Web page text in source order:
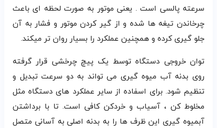
سرعته پالسی است . یعنی موتور به صورت لحظه ای باعث
چرخاندن تیغه ها شده و از گیر کردن موتور و فشار به آن
جلو گیری کرده و همچنین عملکرد را بسیار روان تر میکند.
توان خروجی دستگاه توسط یک پیچ چرخشی قرار گرفته
روی بدنه آب میوه گیری می تواند به دو سرعت تبدیل و
تنظیم شود. برای اسفاده از سایر عملکرد های دستگاه مثل
مخلوط کن ، آسیاب و خردکن کافی است. تا با برداشتن
آبمیوه گیری این ظرف ها را به بدنه اصلی به آسانی متصل